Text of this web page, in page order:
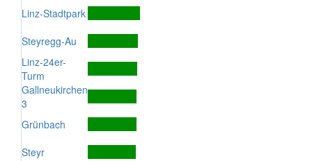
Linz-Stadtpark
Steyregg-Au
Linz-24er-
Turm
Gallneukirchen
3
Grünbach
Steyr